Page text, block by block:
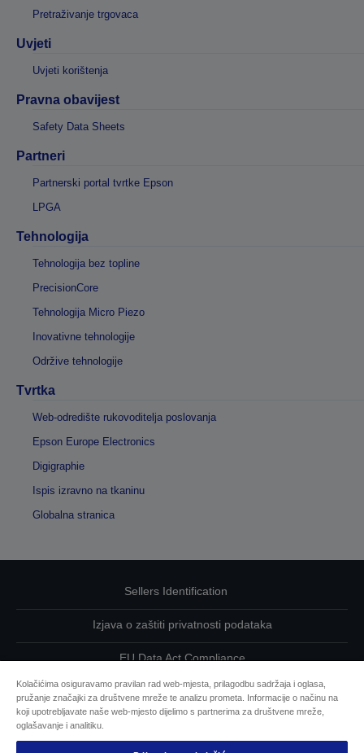
Pretraživanje trgovaca
Uvjeti
Uvjeti korištenja
Pravna obavijest
Safety Data Sheets
Partneri
Partnerski portal tvrtke Epson
LPGA
Tehnologija
Tehnologija bez topline
PrecisionCore
Tehnologija Micro Piezo
Inovativne tehnologije
Održive tehnologije
Tvrtka
Web-odredište rukovoditelja poslovanja
Epson Europe Electronics
Digigraphie
Ispis izravno na tkaninu
Globalna stranica
Sellers Identification
Izjava o zaštiti privatnosti podataka
EU Data Act Compliance
Kontaktirajte nas u vezi svojih podataka
Kolačićima osiguravamo pravilan rad web-mjesta, prilagodbu sadržaja i oglasa,
pružanje značajki za društvene mreže te analizu prometa. Informacije o načinu na
koji upotrebljavate naše web-mjesto dijelimo s partnerima za društvene mreže,
oglašavanje i analitiku.